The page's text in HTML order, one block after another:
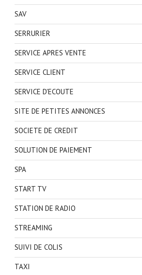
SAV
SERRURIER
SERVICE APRES VENTE
SERVICE CLIENT
SERVICE D'ECOUTE
SITE DE PETITES ANNONCES
SOCIETE DE CREDIT
SOLUTION DE PAIEMENT
SPA
START TV
STATION DE RADIO
STREAMING
SUIVI DE COLIS
TAXI